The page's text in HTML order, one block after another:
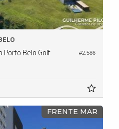
#2.586
Porto Belo Golf
FRENTE MAR